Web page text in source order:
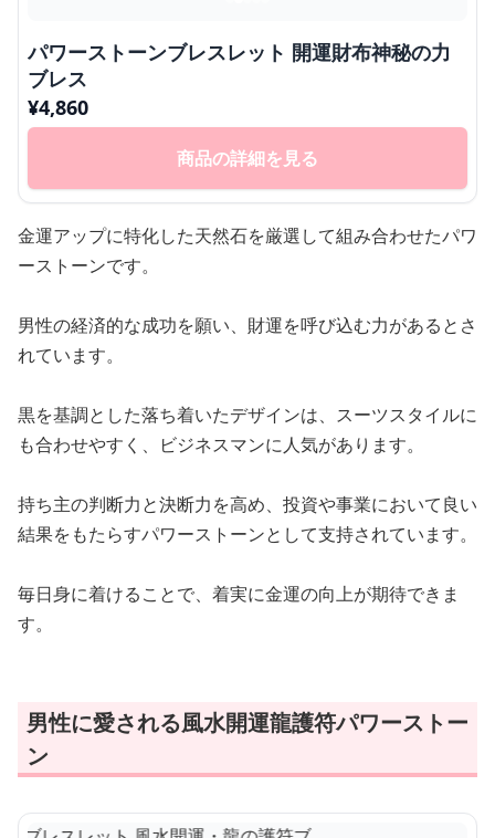
パワーストーンブレスレット 開運財布神秘の力
ブレス
¥4,860
商品の詳細を見る
金運アップに特化した天然石を厳選して組み合わせたパワ
ーストーンです。
男性の経済的な成功を願い、財運を呼び込む力があるとさ
れています。
黒を基調とした落ち着いたデザインは、スーツスタイルに
も合わせやすく、ビジネスマンに人気があります。
持ち主の判断力と決断力を高め、投資や事業において良い
結果をもたらすパワーストーンとして支持されています。
毎日身に着けることで、着実に金運の向上が期待できま
す。
男性に愛される風水開運龍護符パワーストー
ン